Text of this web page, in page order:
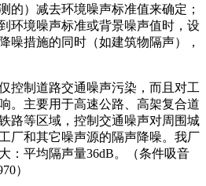
的）减去环境噪声标准值来确定；
环境噪声标准或背景噪声值时，设
噪措施的同时（如建筑物隔声），
控制道路交通噪声污染，而且对工
。主要用于高速公路、高架复合道
路等区域，控制交通噪声对周围城
厂和其它噪声源的隔声降噪。我厂
：平均隔声量36dB。（条件吸音
）